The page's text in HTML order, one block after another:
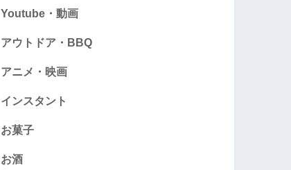
Youtube・動画
アウトドア・BBQ
アニメ・映画
インスタント
お菓子
お酒